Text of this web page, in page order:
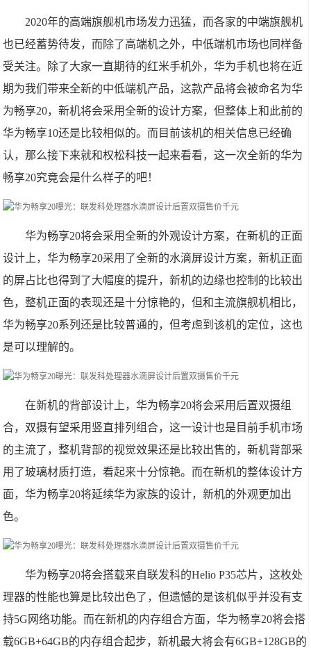
2020年的高端旗舰机市场发力迅猛，而各家的中端旗舰机
也已经蓄势待发，而除了高端机之外，中低端机市场也同样备
受关注。除了大家一直期待的红米手机外，华为手机也将在近
期为我们带来全新的中低端机产品，这款产品将会被命名为华
为畅享20，新机将会采用全新的设计方案，但整体上和此前的
华为畅享10还是比较相似的。而目前该机的相关信息已经确
认，那么接下来就和权松科技一起来看看，这一次全新的华为
畅享20究竟会是什么样子的吧！
华为畅享20将会采用全新的外观设计方案，在新机的正面
设计上，华为畅享20采用了全新的水滴屏设计方案，新机正面
的屏占比也得到了大幅度的提升，新机的边缘也控制的比较出
色，整机正面的表现还是十分惊艳的，但和主流旗舰机相比，
华为畅享20系列还是比较普通的，但考虑到该机的定位，这也
是可以理解的。
在新机的背部设计上，华为畅享20将会采用后置双摄组
合，双摄有望采用竖直排列组合，这一设计也是目前手机市场
的主流了，整机背部的视觉效果还是比较出售的，新机背部采
用了玻璃材质打造，看起来十分惊艳。而在新机的整体设计方
面，华为畅享20将延续华为家族的设计，新机的外观更加出
色。
华为畅享20将会搭载来自联发科的Helio P35芯片，这枚处
理器的性能也算是比较出色了，但遗憾的是该机似乎并没有支
持5G网络功能。而在新机的内存组合方面，华为畅享20将会搭
载6GB+64GB的内存组合起步，新机最大将会有6GB+128GB的